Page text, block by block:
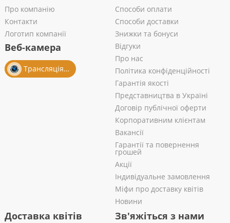
Про компанію
Контакти
Логотип компанії
Веб-камера
Трансляція із салону
Способи оплати
Способи доставки
Знижки та бонуси
Відгуки
Про нас
Політика конфіденційності
Гарантія якості
Представництва в Україні
Договір публічної оферти
Корпоративним клієнтам
Вакансії
Гарантії та повернення
грошей
Акції
Індивідуальне замовлення
Міфи про доставку квітів
Новини
Доставка квітів Зв'яжіться з нами